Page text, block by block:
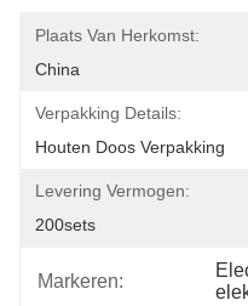
Plaats Van Herkomst:
China
Verpakking Details:
Houten Doos Verpakking
Levering Vermogen:
200sets
Markeren: